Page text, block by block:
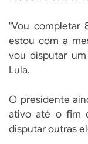
"Vou completar
estou com a
vou disputar
Lula.
O presidente
ativo até o fim
disputar outras